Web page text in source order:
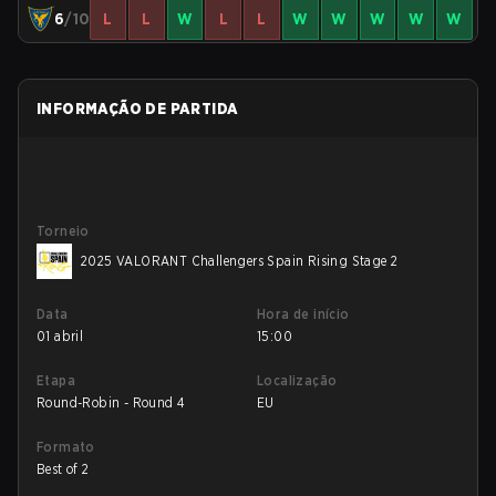
6/10 L L W L L W W W W W
INFORMAÇÃO DE PARTIDA
Torneio
2025 VALORANT Challengers Spain Rising Stage 2
Data
01 abril
Hora de início
15:00
Etapa
Round-Robin - Round 4
Localização
EU
Formato
Best of 2